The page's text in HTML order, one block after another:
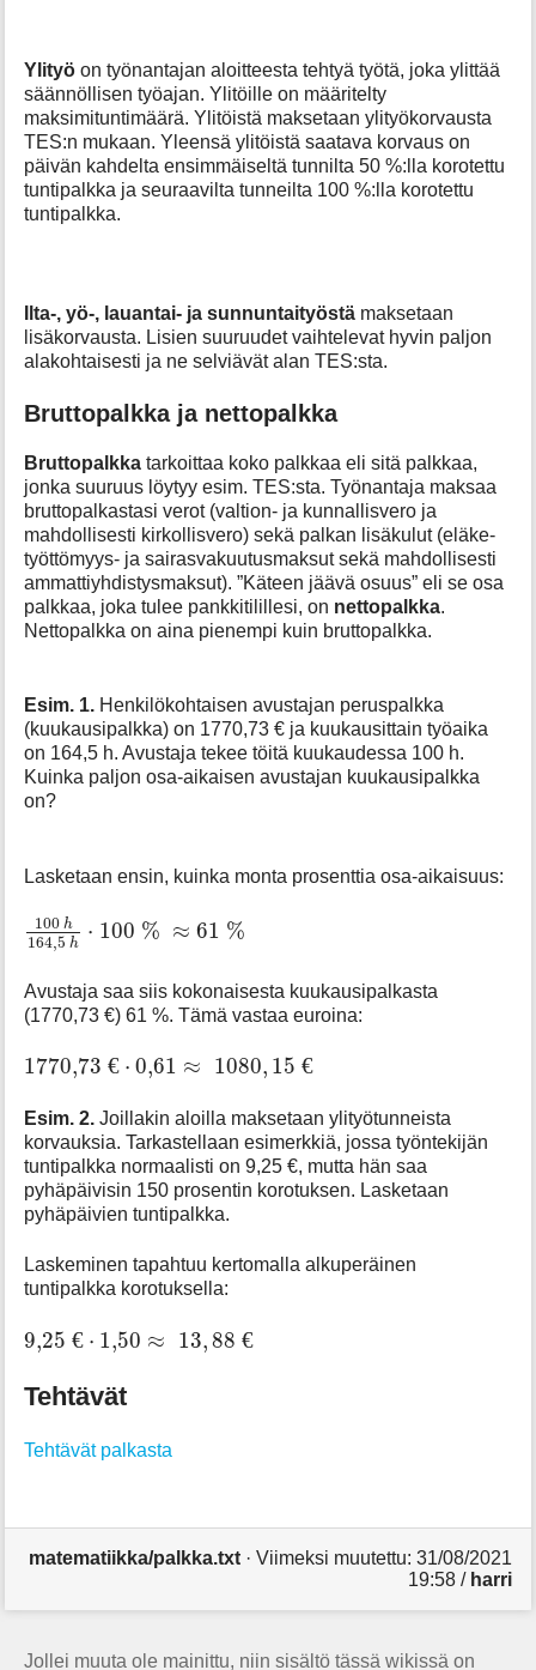
Ylityö on työnantajan aloitteesta tehtyä työtä, joka ylittää
säännöllisen työajan. Ylitöille on määritelty
maksimituntimäärä. Ylitöistä maksetaan ylityökorvausta
TES:n mukaan. Yleensä ylitöistä saatava korvaus on
päivän kahdelta ensimmäiseltä tunnilta 50 %:lla korotettu
tuntipalkka ja seuraavilta tunneilta 100 %:lla korotettu
tuntipalkka.
Ilta-, yö-, lauantai- ja sunnuntaityöstä maksetaan
lisäkorvausta. Lisien suuruudet vaihtelevat hyvin paljon
alakohtaisesti ja ne selviävät alan TES:sta.
Bruttopalkka ja nettopalkka
Bruttopalkka tarkoittaa koko palkkaa eli sitä palkkaa,
jonka suuruus löytyy esim. TES:sta. Työnantaja maksaa
bruttopalkastasi verot (valtion- ja kunnallisvero ja
mahdollisesti kirkollisvero) sekä palkan lisäkulut (eläke-
työttömyys- ja sairasvakuutusmaksut sekä mahdollisesti
ammattiyhdistysmaksut). ”Käteen jäävä osuus” eli se osa
palkkaa, joka tulee pankkitilillesi, on nettopalkka.
Nettopalkka on aina pienempi kuin bruttopalkka.
Esim. 1. Henkilökohtaisen avustajan peruspalkka
(kuukausipalkka) on 1770,73 € ja kuukausittain työaika
on 164,5 h. Avustaja tekee töitä kuukaudessa 100 h.
Kuinka paljon osa-aikaisen avustajan kuukausipalkka
on?
Lasketaan ensin, kuinka monta prosenttia osa-aikaisuus:
100 h
164,5 h ⋅ 100 % ≈ 61 %
100 h 164 ,5 h 100 % ≈
Avustaja saa siis kokonaisesta kuukausipalkasta
(1770,73 €) 61 %. Tämä vastaa euroina:
1770,73 € ⋅ 0,61 ≈ 1080, 15 €
1770 ,73 € 0 ,61 1080,15 €
Esim. 2.Joillakin aloilla maksetaan ylityötunneista
korvauksia. Tarkastellaan esimerkkiä, jossa työntekijän
tuntipalkka normaalisti on 9,25 €, mutta hän saa
pyhäpäivisin 150 prosentin korotuksen. Lasketaan
pyhäpäivien tuntipalkka.
Laskeminen tapahtuu kertomalla alkuperäinen
tuntipalkka korotuksella:
9,25 € ⋅ 1,50 ≈ 13,88 €
9 ,25 € 1 50 13 ,88 €
Tehtävät
Tehtävät palkasta
matematiikka/palkka.txt· Viimeksi muutettu: 31/08/2021
19:58/ harri
Jollei muuta ole mainittu, niin sisältö tässä wikissä on